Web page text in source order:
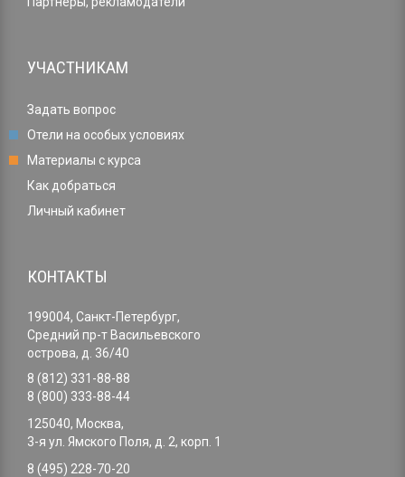
УЧАСТНИКАМ
Задать вопрос
Отели на особых условиях
Материалы с курса
Как добраться
Личный кабинет
КОНТАКТЫ
199004, Санкт-Петербург,
Средний пр-т Васильевского
острова, д. 36/40
8 (812) 331-88-88
8 (800) 333-88-44
125040, Москва,
3-я ул. Ямского Поля, д. 2, корп. 1
8 (495) 228-70-20